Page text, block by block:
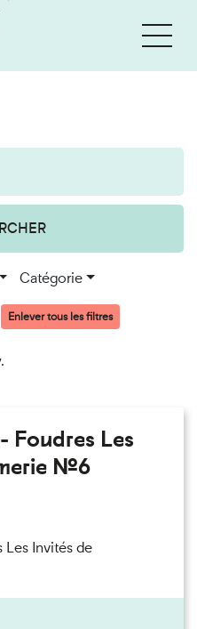
Catégorie
Enlever tous les filtres
Foudres Les
n°6
Les Invités de
site